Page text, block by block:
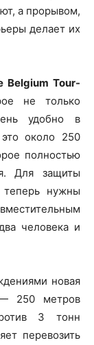
а прорывом,
делает их
Belgium Tour-
не только
удобно в
около 250
полностью
Для защиты
теперь нужны
человека и
новая
— 250 метров
3 тонн
перевозить